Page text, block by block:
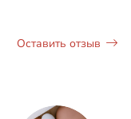
Оставить отзыв